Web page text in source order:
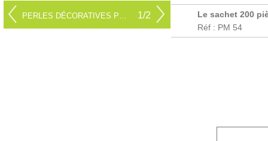
PERLES DÉCORATIVES PM 53 1/2
Le sachet 200
Réf : PM 54